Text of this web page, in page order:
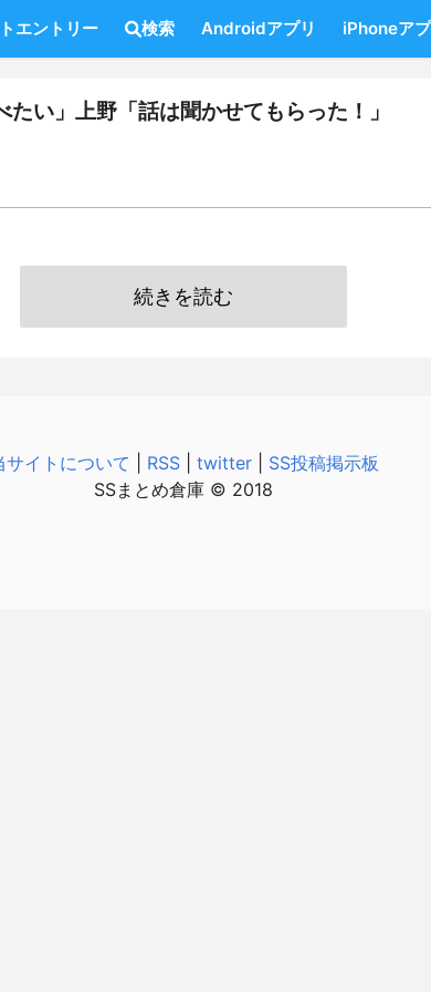
エントリー 検索 Androidアプリ iPhoneア
い」上野「話は聞かせてもらった！」
続きを読む
サイトについて RSS| twitter| SS投稿掲示板
SSまとめ倉庫 © 2018